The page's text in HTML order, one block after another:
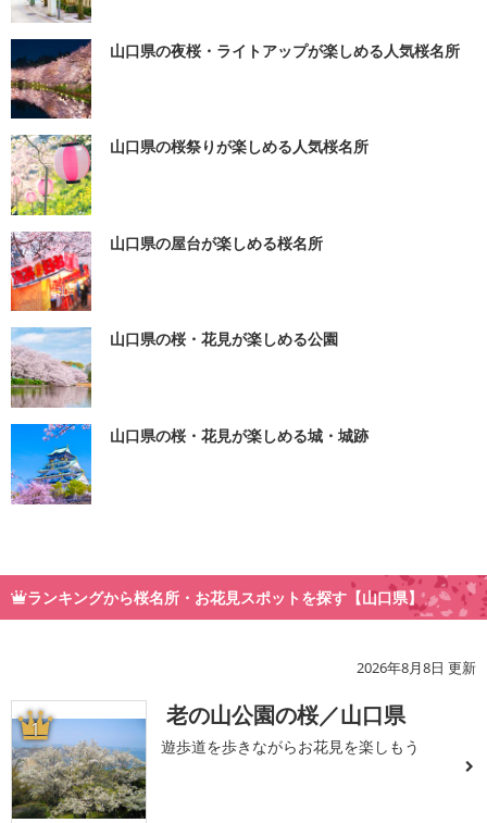
山口県の夜桜・ライトアップが楽しめる人気桜名所
山口県の桜祭りが楽しめる人気桜名所
山口県の屋台が楽しめる桜名所
山口県の桜・花見が楽しめる公園
山口県の桜・花見が楽しめる城・城跡
ランキングから桜名所・お花見スポットを探す【山口県】
2026年8月8日 更新
1 老の山公園の桜／山口県
遊歩道を歩きながらお花見を楽しもう